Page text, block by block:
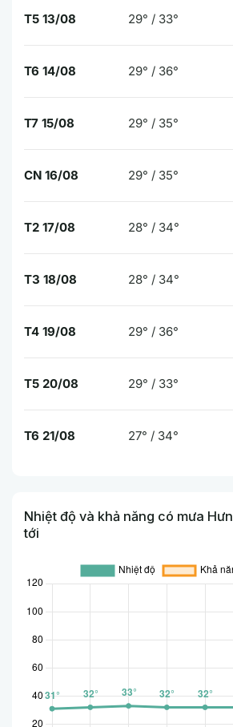
T5 13/08 29° / 33°
T6 14/08 29° / 36°
T7 15/08 29° / 35°
CN 16/08 29° / 35°
T2 17/08 28° / 34°
T3 18/08 28° / 34°
T4 19/08 29° / 36°
T5 20/08 29° / 33°
T6 21/08 27° / 34°
Nhiệt độ và khả năng có mưa
tới